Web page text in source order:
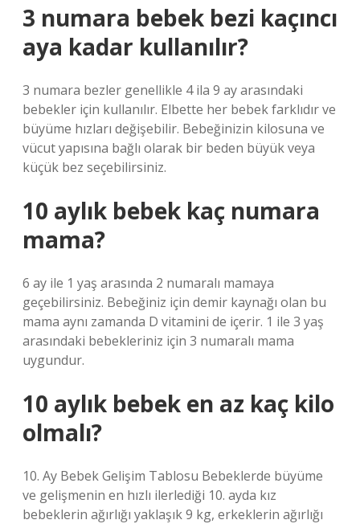
3 numara bebek bezi kaçıncı
aya kadar kullanılır?
3 numara bezler genellikle 4 ila 9 ay arasındaki
bebekler için kullanılır. Elbette her bebek farklıdır ve
büyüme hızları değişebilir. Bebeğinizin kilosuna ve
vücut yapısına bağlı olarak bir beden büyük veya
küçük bez seçebilirsiniz.
10 aylık bebek kaç numara
mama?
6 ay ile 1 yaş arasında 2 numaralı mamaya
geçebilirsiniz. Bebeğiniz için demir kaynağı olan bu
mama aynı zamanda D vitamini de içerir. 1 ile 3 yaş
arasındaki bebekleriniz için 3 numaralı mama
uygundur.
10 aylık bebek en az kaç kilo
olmalı?
10. Ay Bebek Gelişim Tablosu Bebeklerde büyüme
ve gelişmenin en hızlı ilerlediği 10. ayda kız
bebeklerin ağırlığı yaklaşık 9 kg, erkeklerin ağırlığı